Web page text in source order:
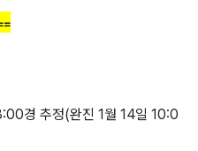
경 추정(완진 1월 14일 10:0